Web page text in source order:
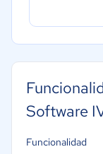
Software
Funcionalidad